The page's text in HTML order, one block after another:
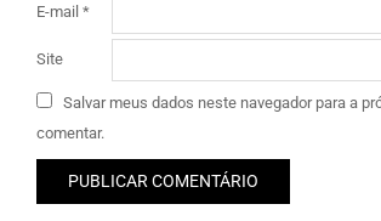
E-mail *
Site
Salvar meus dados neste navegador para a
comentar.